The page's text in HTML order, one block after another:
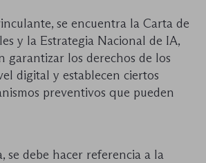
se encuentra la Carta de
y la Estrategia Nacional de IA,
garantizar los derechos de los
digital y establecen ciertos
preventivos que pueden
se debe hacer referencia a la